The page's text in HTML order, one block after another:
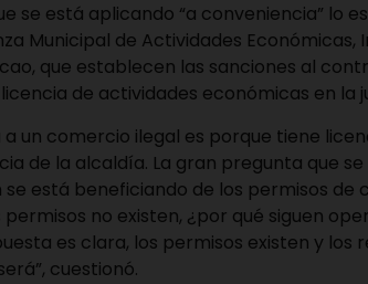
se está aplicando “a conveniencia” lo
Municipal de Actividades Económicas,
que establecen las sanciones al
de actividades económicas en la
a un comercio ilegal es porque tiene
de la alcaldía. La gran pregunta que
se está beneficiando de los permisos
permisos no existen, ¿por qué siguen
es clara, los permisos existen y los
cuestionó.